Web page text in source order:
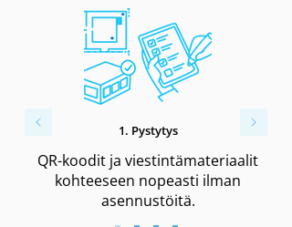
1. Pystytys
QR-koodit ja viestintämateriaalit
kohteeseen nopeasti ilman
asennustöitä.